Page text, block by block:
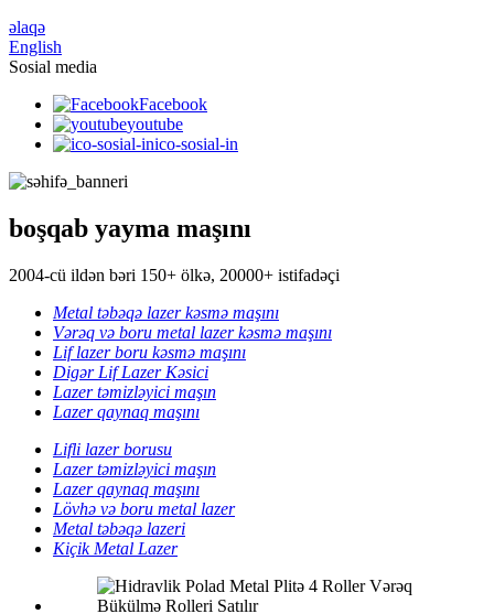
əlaqə
English
Sosial media
Facebook
youtube
ico-sosial-in
boşqab yayma maşını
2004-cü ildən bəri 150+ ölkə, 20000+ istifadəçi
Metal təbəqə lazer kəsmə maşını
Vərəq və boru metal lazer kəsmə maşını
Lif lazer boru kəsmə maşını
Digər Lif Lazer Kəsici
Lazer təmizləyici maşın
Lazer qaynaq maşını
Lifli lazer borusu
Lazer təmizləyici maşın
Lazer qaynaq maşını
Lövhə və boru metal lazer
Metal təbəqə lazeri
Kiçik Metal Lazer